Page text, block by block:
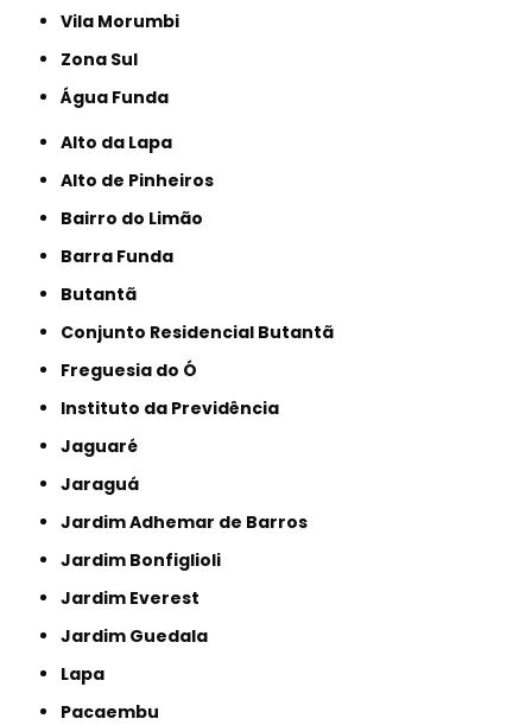
Vila Morumbi
Zona Sul
Água Funda
Alto da Lapa
Alto de Pinheiros
Bairro do Limão
Barra Funda
Butantã
Conjunto Residencial Butantã
Freguesia do Ó
Instituto da Previdência
Jaguaré
Jaraguá
Jardim Adhemar de Barros
Jardim Bonfiglioli
Jardim Everest
Jardim Guedala
Lapa
Pacaembu